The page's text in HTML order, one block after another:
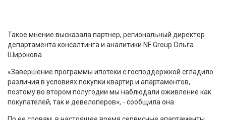
Такое мнение высказала партнер, региональный директор
департамента консалтинга и аналитики NF Group Ольга
Широкова.
«Завершение программы ипотеки с господдержкой сгладило
различия в условиях покупки квартир и апартаментов,
поэтому во втором полугодии мы наблюдали оживление как
покупателей, так и девелоперов», - сообщила она.